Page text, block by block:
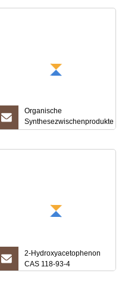
Organische
Synthesezwischenprodukte
4′-Hydroxyacetophenon
2-Hydroxyacetophenon
CAS 118-93-4